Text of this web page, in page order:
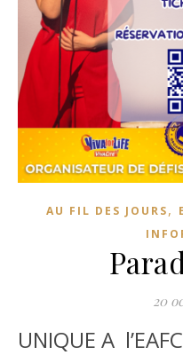
AU FIL DES JOURS,
20
UNIQUE A